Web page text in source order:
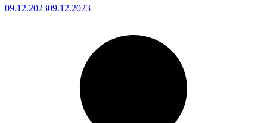
09.12.202309.12.2023